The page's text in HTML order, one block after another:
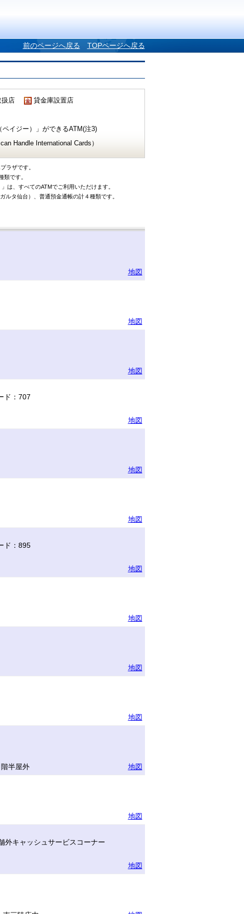
前のページへ戻る TOPページへ戻る
店
貸金庫設置店
イジー）」ができるATM(注3)
Handle International Cards）
ラザです。
類です。
は、すべてのATMでご利用いただけます。
ルタ仙台）、普通預金通帳の計４種類です。
地図
地図
地図
ド：707
地図
地図
地図
ド：895
地図
地図
地図
地図
半屋外
地図
地図
外キャッシュサービスコーナー
地図